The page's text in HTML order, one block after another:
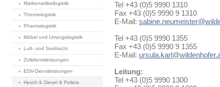
Markenartikellogistik
Thermologistik
Pharmalogistik
Möbel und Umzugslogistik
Luft- und Seefracht
Zolldienstleistungen
EDV-Dienstleistungen
Heizöl & Diesel & Pellets
Tel +43 (0)5 9990 1310
Fax +43 (0)5 9990 9 1310
E-Mail:
Tel +43 (0)5 9990 1355
Fax +43 (0)5 9990 9 1355
E-Mail: ursula.karl@
Leitung:
Tel +43 (0)5 9990 1300